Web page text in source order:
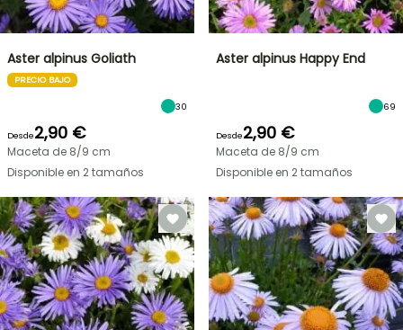
OFERTA
RELÁMPAGO
¡HASTA
UN
30
%
DE
BULBOS
DE
Aster alpinus Goliath
PRECIO BAJO
30
Desde2,90 €
Maceta de 8/9 cm
Disponible en 2 tamaños
Aster alpinus Happy End
69
Desde2,90 €
Maceta de 8/9 cm
Disponible en 2 tamaños